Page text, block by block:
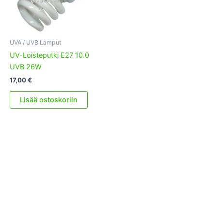
UVA / UVB Lamput
UV-Loisteputki E27 10.0
UVB 26W
17,00€
Lisää ostoskoriin